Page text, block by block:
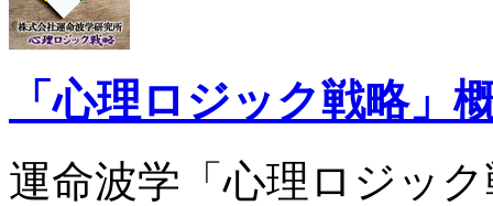
「心理ロジック戦略」
運命波学「心理ロジッ